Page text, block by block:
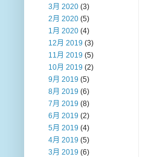
3月 2020 (3)
2月 2020 (5)
1月 2020 (4)
12月 2019 (3)
11月 2019 (5)
10月 2019 (2)
9月 2019 (5)
8月 2019 (6)
7月 2019 (8)
6月 2019 (2)
5月 2019 (4)
4月 2019 (5)
3月 2019 (6)